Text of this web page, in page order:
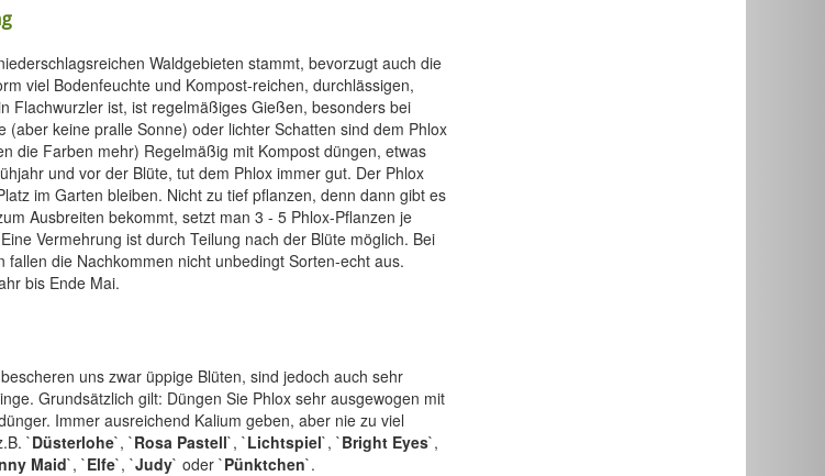
Waldgebieten stammt, bevorzugt auch die
viel Bodenfeuchte und Kompost-reichen, durchlässigen,
Flachwurzler ist, ist regelmäßiges Gießen, besonders bei
(aber keine pralle Sonne) oder lichter Schatten sind dem Phlox
die Farben mehr) Regelmäßig mit Kompost düngen, etwas
und vor der Blüte, tut dem Phlox immer gut. Der Phlox
im Garten bleiben. Nicht zu tief pflanzen, denn dann gibt es
Ausbreiten bekommt, setzt man 3 - 5 Phlox-Pflanzen je
Vermehrung ist durch Teilung nach der Blüte möglich. Bei
die Nachkommen nicht unbedingt Sorten-echt aus.
bis Ende Mai.
uns zwar üppige Blüten, sind jedoch auch sehr
Grundsätzlich gilt: Düngen Sie Phlox sehr ausgewogen mit
Immer ausreichend Kalium geben, aber nie zu viel
`Düsterlohe`, `Rosa Pastell`, `Lichtspiel`, `Bright Eyes`,
Maid`, `Elfe`, `Judy` oder `Pünktchen`.